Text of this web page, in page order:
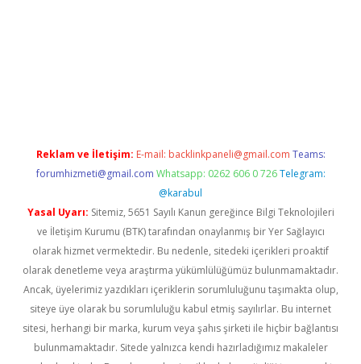
Reklam ve İletişim: E-mail: backlinkpaneli@gmail.com Teams:
forumhizmeti@gmail.com Whatsapp: 0262 606 0 726 Telegram:
@karabul
Yasal Uyarı: Sitemiz, 5651 Sayılı Kanun gereğince Bilgi Teknolojileri
ve İletişim Kurumu (BTK) tarafından onaylanmış bir Yer Sağlayıcı
olarak hizmet vermektedir. Bu nedenle, sitedeki içerikleri proaktif
olarak denetleme veya araştırma yükümlülüğümüz bulunmamaktadır.
Ancak, üyelerimiz yazdıkları içeriklerin sorumluluğunu taşımakta olup,
siteye üye olarak bu sorumluluğu kabul etmiş sayılırlar. Bu internet
sitesi, herhangi bir marka, kurum veya şahıs şirketi ile hiçbir bağlantısı
bulunmamaktadır. Sitede yalnızca kendi hazırladığımız makaleler